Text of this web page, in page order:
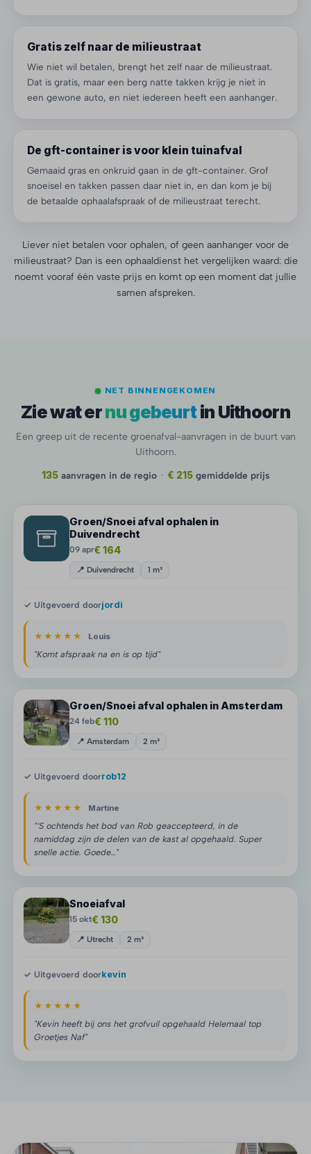
Gratis zelf naar de milieustraat
Wie niet wil betalen, brengt het zelf naar de milieustraat.
Dat is gratis, maar een berg natte takken krijg je niet in
een gewone auto, en niet iedereen heeft een aanhanger.
De gft-container is voor klein tuinafval
Gemaaid gras en onkruid gaan in de gft-container. Grof
snoeisel en takken passen daar niet in, en dan kom je bij
de betaalde ophaalafspraak of de milieustraat terecht.
Liever niet betalen voor ophalen, of geen aanhanger voor de
milieustraat? Dan is een ophaaldienst het vergelijken waard: die
noemt vooraf één vaste prijs en komt op een moment dat jullie
samen afspreken.
NET BINNENGEKOMEN
Zie wat ernu gebeurt in Uithoorn
Een greep uit de recente groenafval-aanvragen in de buurt van
Uithoorn.
135aanvragen in de regio · € 215gemiddelde prijs
Groen/Snoei afval ophalen in
Duivendrecht
09 apr€ 164
📍 Duivendrecht 1 m³
✓ Uitgevoerd doorjordi
★★★★★ Louis
"Komt afspraak na en is op tijd"
Groen/Snoei afval ophalen in Amsterdam
24 feb€ 110
📍 Amsterdam 2 m³
✓ Uitgevoerd doorrob12
★★★★★ Martine
"‘S ochtends het bod van Rob geaccepteerd, in de
namiddag zijn de delen van de kast al opgehaald. Super
snelle actie. Goede…"
Snoeiafval
15 okt€ 130
📍 Utrecht 2 m³
✓ Uitgevoerd doorkevin
★★★★★
"Kevin heeft bij ons het grofvuil opgehaald Helemaal top
Groetjes Naf"